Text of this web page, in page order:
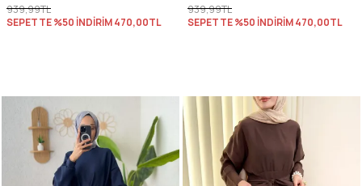
939,99TL
SEPETTE %50 İNDİRİM470,00TL
939,99TL
SEPETTE %50 İNDİRİM470,00TL